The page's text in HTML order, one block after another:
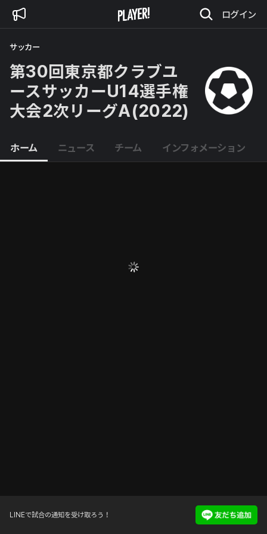
ログイン
サッカー
第30回東京都クラブユ
ースサッカーU14選手権
大会2次リーグA(2022)
ホーム ニュース チーム インフォメーション
LINEで試合の通知を受け取ろう！